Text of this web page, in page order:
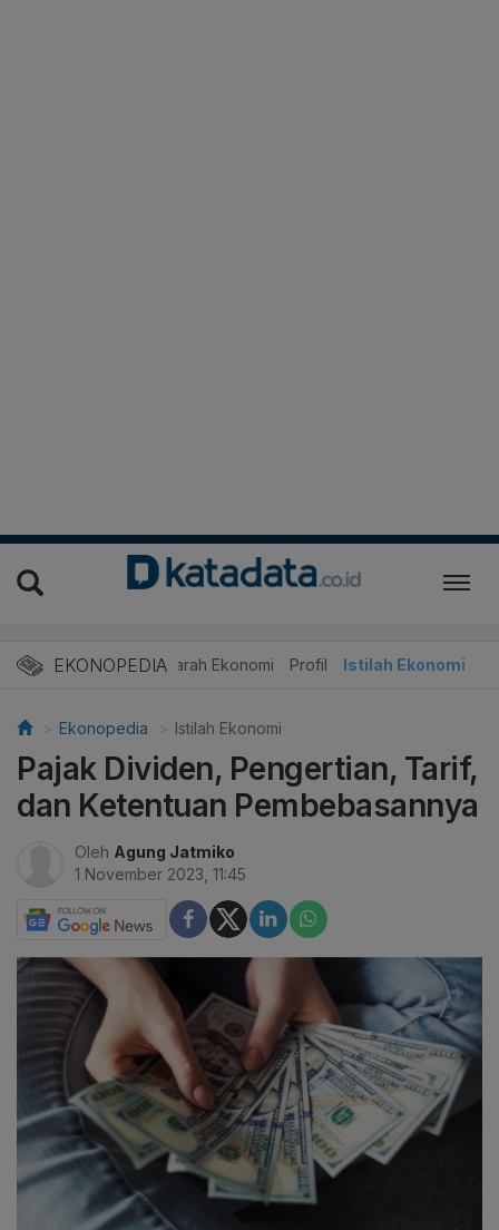
EKONOPEDIASejarah Ekonomi Profil Istilah Ekonomi
Ekonopedia Istilah Ekonomi
Pajak Dividen, Pengertian, Tarif,
dan Ketentuan Pembebasannya
Oleh Agung Jatmiko
1 November 2023, 11:45